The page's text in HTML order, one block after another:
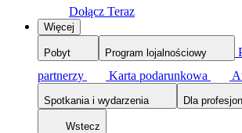
Dołącz Teraz
Więcej
Pobyt Program lojalnościowy
partnerzy
Karta podarunkowa
Spotkania i wydarzenia Dla
Wstecz